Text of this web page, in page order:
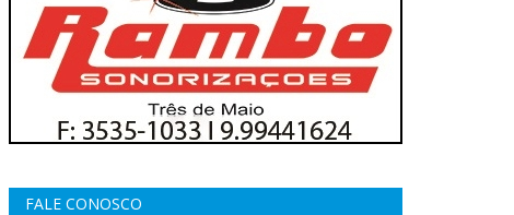
FALE CONOSCO